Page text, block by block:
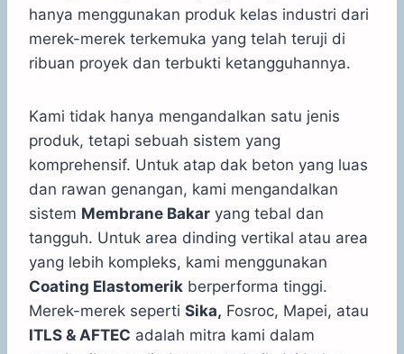
hanya menggunakan produk kelas industri dari
merek-merek terkemuka yang telah teruji di
ribuan proyek dan terbukti ketangguhannya.
Kami tidak hanya mengandalkan satu jenis
produk, tetapi sebuah sistem yang
komprehensif. Untuk atap dak beton yang luas
dan rawan genangan, kami mengandalkan
sistem Membrane Bakar yang tebal dan
tangguh. Untuk area dinding vertikal atau area
yang lebih kompleks, kami menggunakan
Coating Elastomerik berperforma tinggi.
Merek-merek seperti Sika, Fosroc, Mapei, atau
ITLS & AFTEC adalah mitra kami dalam